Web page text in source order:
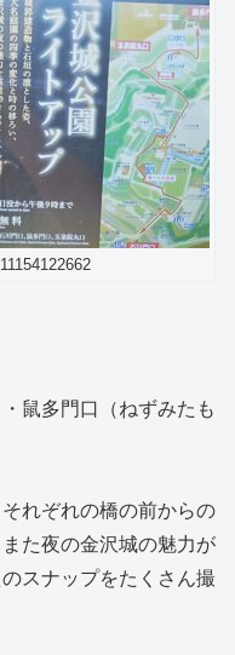
鼠多門口（ねずみたも
れぞれの橋の前からの
た夜の金沢城の魅力が
スナップをたくさん撮